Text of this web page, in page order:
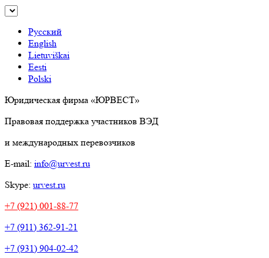
Русский
English
Lietuviškai
Eesti
Polski
Юридическая фирма «ЮРВЕСТ»
Правовая поддержка участников ВЭД
и международных перевозчиков
E-mail: info@urvest.ru
Skype: urvest.ru
+7 (921) 001-88-77
+7 (911) 362-91-21
+7 (931) 904-02-42